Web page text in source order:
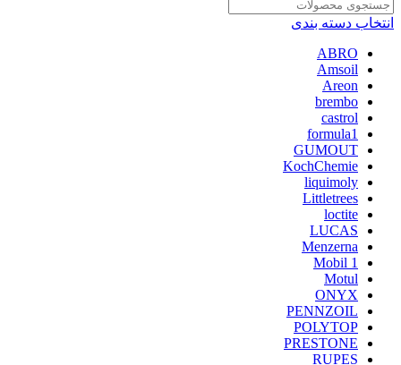
انتخاب دسته بندی
ABRO
Amsoil
Areon
brembo
castrol
formula1
GUMOUT
KochChemie
liquimoly
Littletrees
loctite
LUCAS
Menzerna
Mobil 1
Motul
ONYX
PENNZOIL
POLYTOP
PRESTONE
RUPES